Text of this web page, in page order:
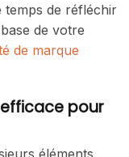
temps de réfléchir
de votre
de marque
efficace pour